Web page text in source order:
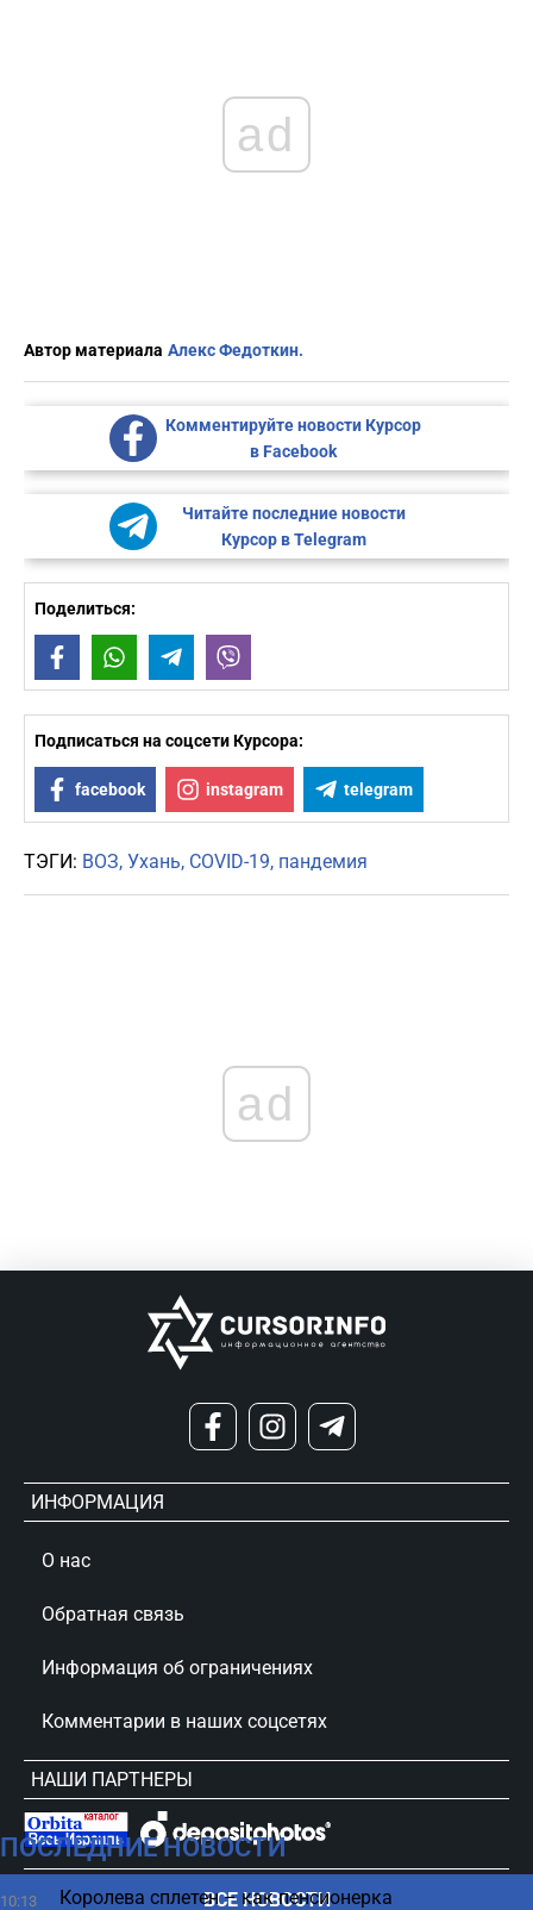
ad
Автор материала Алекс Федоткин.
Комментируйте новости Курсор
в Facebook
Читайте последние новости
Курсор в Telegram
Поделиться:
FacebookWhatsAppTelegram
Подписаться на соцсети Курсора:
facebook instagram telegram
ТЭГИ: ВОЗ Ухань COVID-19 пандемия
ПОСЛЕДНИЕ НОВОСТИ
10:13 Королева сплетен – как пенсионерка
ВСЕ НОВОСТИ
ad
ИНФОРМАЦИЯ
О нас
Обратная связь
Информация об ограничениях
Комментарии в наших соцсетях
НАШИ ПАРТНЕРЫ
сursorinfo.co.il © Все права защищены